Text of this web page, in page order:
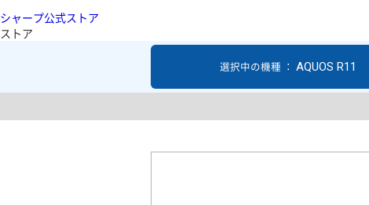
シャープ公式ストア
ストア
選択中の機種 ： AQUOS R11